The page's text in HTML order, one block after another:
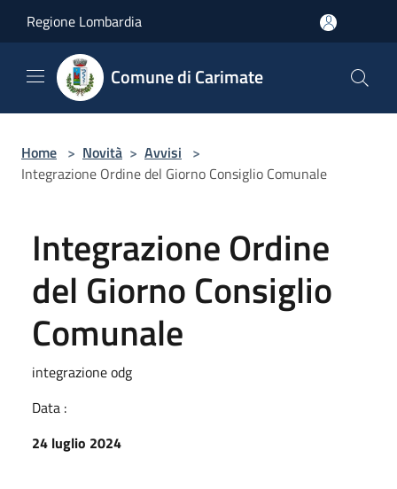
Regione Lombardia
Comune di Carimate
Home > Novità > Avvisi >
Integrazione Ordine del Giorno Consiglio Comunale
Integrazione Ordine
del Giorno Consiglio
Comunale
integrazione odg
Data :
24 luglio 2024